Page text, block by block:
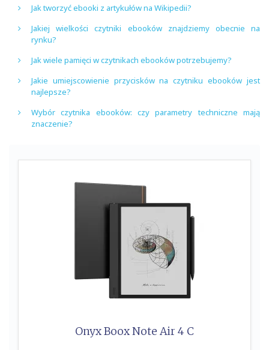
Jak tworzyć ebooki z artykułów na Wikipedii?
Jakiej wielkości czytniki ebooków znajdziemy obecnie na
rynku?
Jak wiele pamięci w czytnikach ebooków potrzebujemy?
Jakie umiejscowienie przycisków na czytniku ebooków jest
najlepsze?
Wybór czytnika ebooków: czy parametry techniczne mają
znaczenie?
Onyx Boox Note Air 4 C